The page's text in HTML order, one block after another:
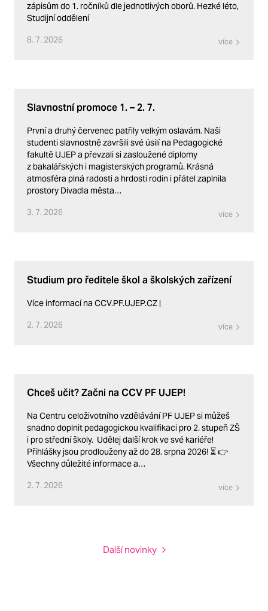
zápisům do 1. ročníků dle jednotlivých oborů. Hezké léto,
Studijní oddělení
8. 7. 2026 více
Slavnostní promoce 1. – 2. 7.
První a druhý červenec patřily velkým oslavám. Naši
studenti slavnostně završili své úsilí na Pedagogické
fakultě UJEP a převzali si zasloužené diplomy
z bakalářských i magisterských programů. Krásná
atmosféra plná radosti a hrdosti rodin i přátel zaplnila
prostory Divadla města…
3. 7. 2026 více
Studium pro ředitele škol a školských zařízení
Více informací na CCV.PF.UJEP.CZ |
2. 7. 2026 více
Chceš učit? Začni na CCV PF UJEP!
Na Centru celoživotního vzdělávání PF UJEP si můžeš
snadno doplnit pedagogickou kvalifikaci pro 2. stupeň ZŠ
i pro střední školy. Udělej další krok ve své kariéře!
Přihlášky jsou prodlouženy až do 28. srpna 2026! ⏳ 👉
Všechny důležité informace a…
2. 7. 2026 více
Další novinky